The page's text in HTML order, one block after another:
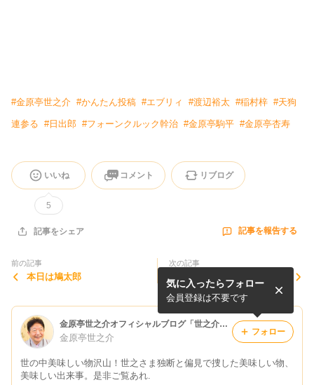
#金原亭世之介 #かんたん投稿 #エブリィ #渡辺裕太 #稲村梓 #天狗
連参る #日出郎 #フォーンクルック幹治 #金原亭駒平 #金原亭杏寿
いいね
5
コメント リブログ
記事をシェア 記事を報告する
前の記事
本日は鳩太郎
次の記事
金原亭世之介オフィシャルブログ「世之介のそばにおいでよ」Powered by Ameba
金原亭世之介
世の中美味しい物沢山！世之さま独断と偏見で捜した美味しい物、
美味しい出来事。是非ご覧あれ.
気に入ったらフォロー
会員登録は不要です
フォロー